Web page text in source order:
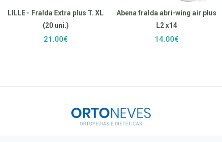
LILLE - Fralda Extra plus T. XL
(20 uni.)
21.00€
Abena fralda abri-wing air plus
L2 x14
14.00€